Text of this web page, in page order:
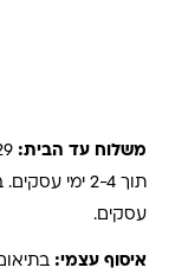
משלוח עד הבית:
עסקים.
איסוף עצמי: